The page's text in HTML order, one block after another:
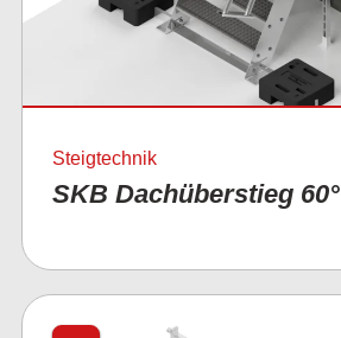
Steigtechnik
SKB Dachüberstieg 60°